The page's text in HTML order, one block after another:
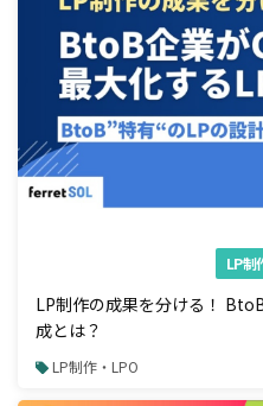
LP制
LP制作の成果を分ける！
成とは？
LP制作・LPO